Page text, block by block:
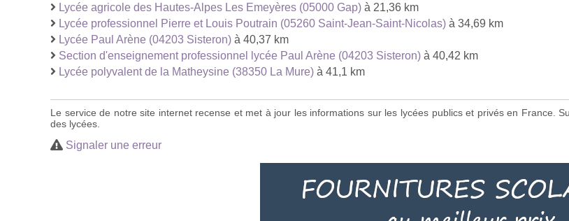
Lycée agricole des Hautes-Alpes Les Emeyères (05000 Gap) à 21,36 km
Lycée professionnel Pierre et Louis Poutrain (05260 Saint-Jean-Saint-Nicolas) à 34,69 km
Lycée Paul Arène (04203 Sisteron) à 40,37 km
Section d'enseignement professionnel lycée Paul Arène (04203 Sisteron) à 40,42 km
Lycée polyvalent de la Matheysine (38350 La Mure) à 41,1 km
Le service de notre site internet recense et met à jour les informations sur les lycées publics et privés en France.
des lycées.
Signaler une erreur